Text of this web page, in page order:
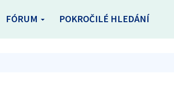
FÓRUM POKROČILÉ HLEDÁNÍ